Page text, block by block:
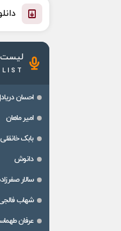
لیست
احسان
امیر ماهان
بابک خانقلی
دانوش
سالار
شهاب
عرفان